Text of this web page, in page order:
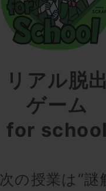
リアル脱
ゲーム
for
次の授業は“謎